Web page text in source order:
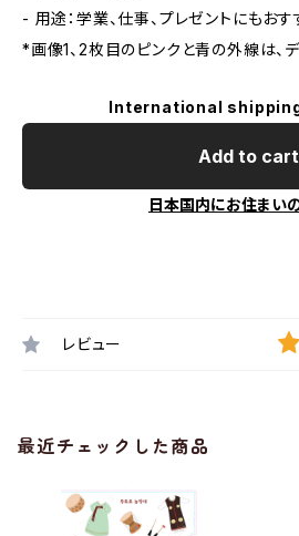
- 用途：学業、仕事、プレゼントにもおす
*画像1、2枚目のピンクと青の外線は、
International
Add to cart
日本国内にお住まい
レビュー
最近チェックした商品